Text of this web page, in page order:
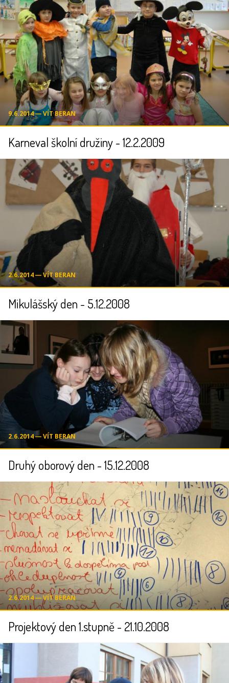
9.6.2014 ― VÍT BERAN
Karneval školní družiny - 12.2.2009
2.6.2014 ― VÍT BERAN
Mikulášský den - 5.12.2008
2.6.2014 ― VÍT BERAN
Druhý oborový den - 15.12.2008
2.6.2014 ― VÍT BERAN
Projektový den 1.stupně - 21.10.2008